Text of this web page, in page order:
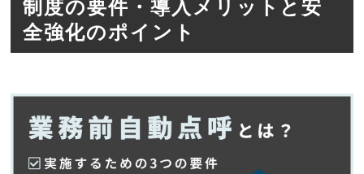
制度の要件・導入メリットと安
全強化のポイント